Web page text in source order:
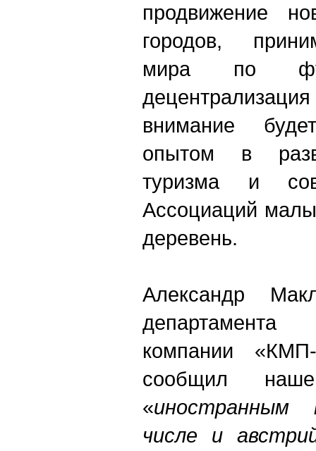
продвижение
городов,
мира по
внимание
опытом в
туризма и
Ассоциаций
деревень.
Александр
департамента
компании
сообщил
«
числе и